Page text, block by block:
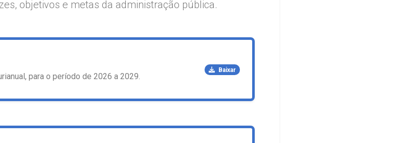
objetivos e metas da administração pública.
para o período de 2026 a 2029.
Baixar